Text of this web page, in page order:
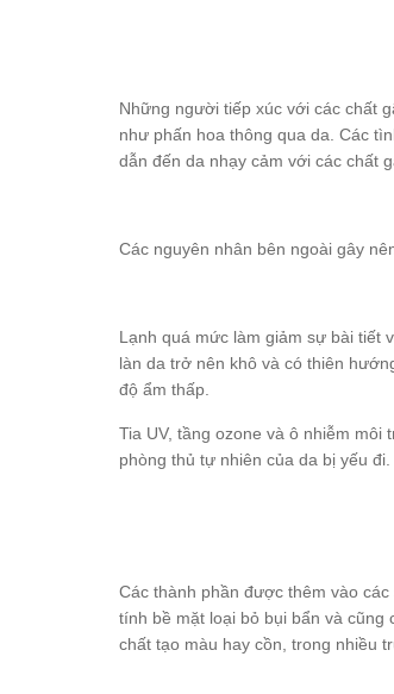
Những người tiếp xúc với các chất
như phấn hoa thông qua da. Các
dẫn đến da nhạy cảm với các chất
Các nguyên nhân bên ngoài gây
Lạnh quá mức làm giảm sự bài tiết
làn da trở nên khô và có thiên
độ ẩm thấp.
Tia UV, tầng ozone và ô nhiễm
phòng thủ tự nhiên của da bị yếu
Các thành phần được thêm vào
tính bề mặt loại bỏ bụi bẩn và cũng
chất tạo màu hay cồn, trong nhiều